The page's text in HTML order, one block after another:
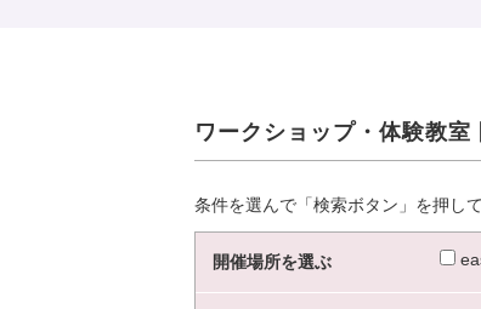
ワークショップ・体験教室
条件を選んで「検索ボタン」を押し
開催場所を選ぶ